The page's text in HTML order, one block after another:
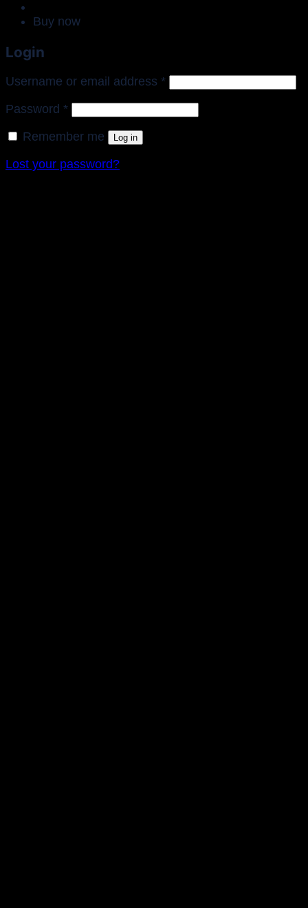
Buy now
Login
Username or email address *Required
Password *Required
Remember me Log in
Lost your password?